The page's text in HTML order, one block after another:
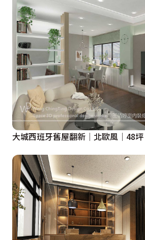
大城西班牙舊屋翻新│北歐風│48坪